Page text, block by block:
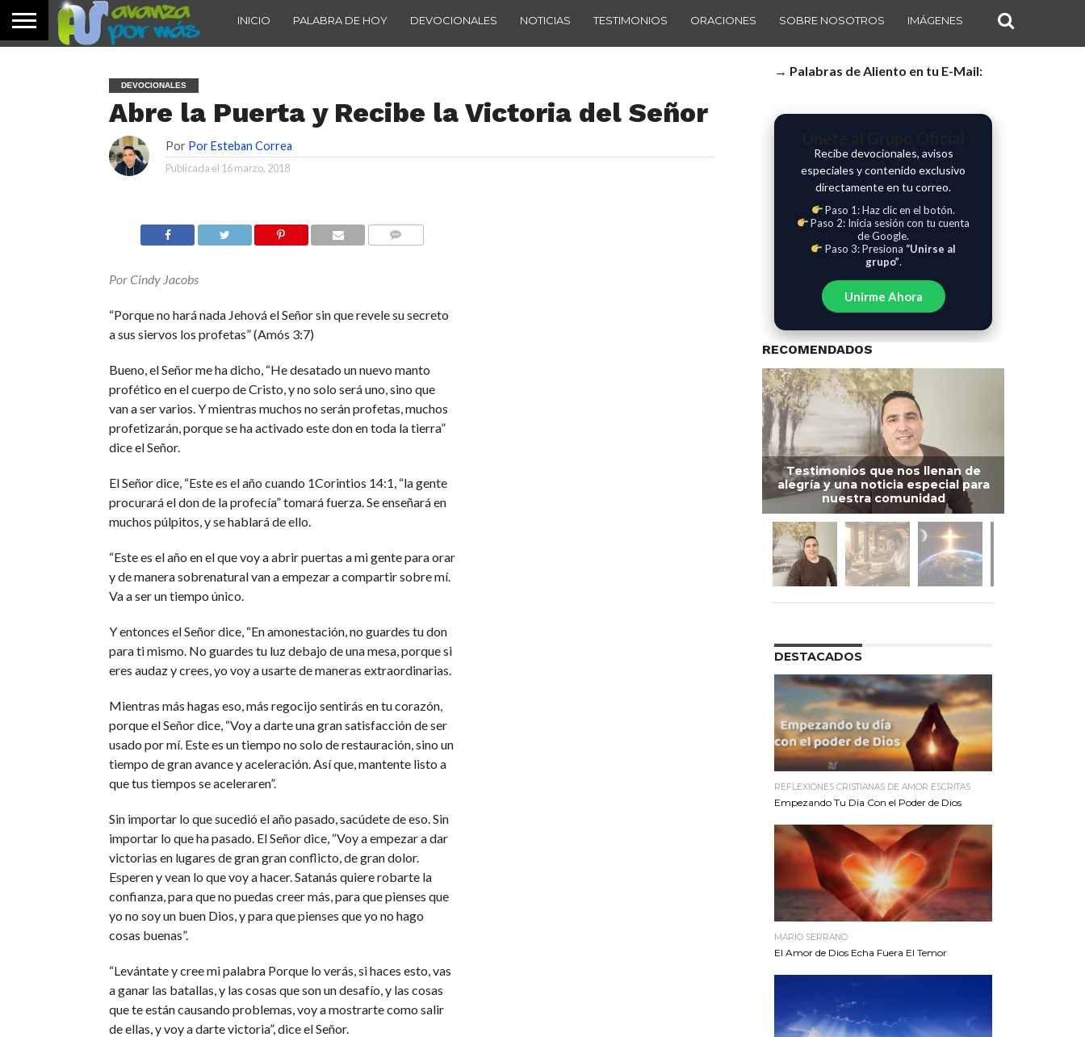
INICIO PALABRA DE HOY DEVOCIONALES NOTICIAS TESTIMONIOS ORACIONES SOBRE NOSOTROS IMÁGENES
DEVOCIONALES
Abre la Puerta y Recibe la Victoria del Señor
Por Por Esteban Correa
Publicada el 16 marzo, 2018
Por Cindy Jacobs
“Porque no hará nada Jehová el Señor sin que revele su secreto
a sus siervos los profetas” (Amós 3:7)
Bueno, el Señor me ha dicho, “He desatado un nuevo manto
profético en el cuerpo de Cristo, y no solo será uno, sino que
van a ser varios. Y mientras muchos no serán profetas, muchos
profetizarán, porque se ha activado este don en toda la tierra”
dice el Señor.
El Señor dice, “Este es el año cuando 1Corintios 14:1, “la gente
procurará el don de la profecía” tomará fuerza. Se enseñará en
muchos púlpitos, y se hablará de ello.
“Este es el año en el que voy a abrir puertas a mi gente para orar
y de manera sobrenatural van a empezar a compartir sobre mí.
Va a ser un tiempo único.
Y entonces el Señor dice, “En amonestación, no guardes tu don
para ti mismo. No guardes tu luz debajo de una mesa, porque si
eres audaz y crees, yo voy a usarte de maneras extraordinarias.
Mientras más hagas eso, más regocijo sentirás en tu corazón,
porque el Señor dice, “Voy a darte una gran satisfacción de ser
usado por mí. Este es un tiempo no solo de restauración, sino un
tiempo de gran avance y aceleración. Así que, mantente listo a
que tus tiempos se aceleraren”.
Sin importar lo que sucedió el año pasado, sacúdete de eso. Sin
importar lo que ha pasado. El Señor dice, “Voy a empezar a dar
victorias en lugares de gran gran conflicto, de gran dolor.
Esperen y vean lo que voy a hacer. Satanás quiere robarte la
confianza, para que no puedas creer más, para que pienses que
yo no soy un buen Dios, y para que pienses que yo no hago
cosas buenas”.
“Levántate y cree mi palabra Porque lo verás, si haces esto, vas
a ganar las batallas, y las cosas que son un desafío, y las cosas
que te están causando problemas, voy a mostrarte como salir
de ellas, y voy a darte victoria”, dice el Señor.
→ Palabras de Aliento en tu E-Mail:
Recibe devocionales, avisos
especiales y contenido exclusivo
directamente en tu correo.
Paso 1: Haz clic en el botón.
Paso 2: Inicia sesión con tu cuenta
de Google.
Paso 3: Presiona “Unirse al
grupo”.
Unirme Ahora
RECOMENDADOS
Testimonios que nos llenan de
alegría y una noticia especial para
nuestra comunidad
DESTACADOS
REFLEXIONES CRISTIANAS DE AMOR ESCRITAS
Empezando Tu Día Con el Poder de Dios
MARIO SERRANO
El Amor de Dios Echa Fuera El Temor